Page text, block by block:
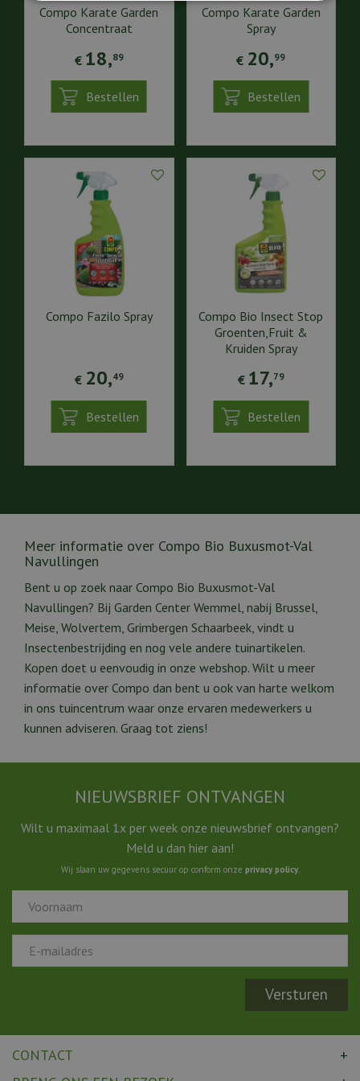
Compo Karate Garden
Concentraat
€ 18,89
Bestellen
Compo Karate Garden
Spray
€ 20,99
Bestellen
Compo Fazilo Spray
€ 20,49
Bestellen
Compo Bio Insect Stop
Groenten,Fruit &
Kruiden Spray
€ 17,79
Bestellen
Meer informatie over Compo Bio Buxusmot-Val
Navullingen
Bent u op zoek naar Compo Bio Buxusmot-Val
Navullingen? Bij Garden Center Wemmel, nabij Brussel,
Meise, Wolvertem, Grimbergen Schaarbeek, vindt u
Insectenbestrijding en nog vele andere tuinartikelen.
Kopen doet u eenvoudig in onze webshop. Wilt u meer
informatie over Compo dan bent u ook van harte welkom
in ons tuincentrum waar onze ervaren medewerkers u
kunnen adviseren. Graag tot ziens!
NIEUWSBRIEF ONTVANGEN
Wilt u maximaal 1x per week onze nieuwsbrief ontvangen?
Meld u dan hier aan!
Wij slaan uw gegevens secuur op conform onze privacy policy.
CONTACT